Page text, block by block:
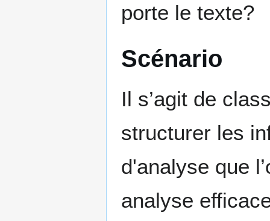
porte le texte?
Scénario
Il s’agit de
structurer les
d'analyse que
analyse